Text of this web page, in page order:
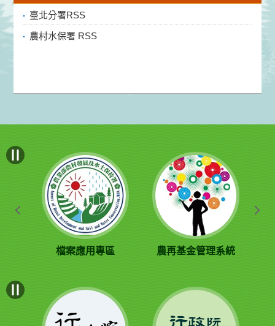
臺北分署RSS
農村水保署 RSS
檔案應用專區 農再基金管理系統